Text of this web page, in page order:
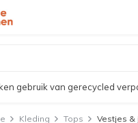
de producten live in onze
Kleding Tops Vestjes &